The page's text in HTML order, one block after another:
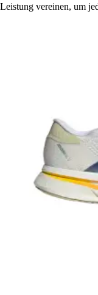
Leistung vereinen, um